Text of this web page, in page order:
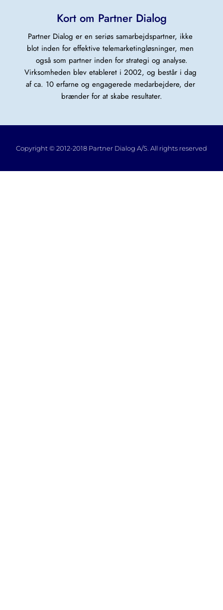
Kort om Partner Dialog
Partner Dialog er en seriøs samarbejdspartner, ikke
blot inden for effektive telemarketingløsninger, men
også som partner inden for strategi og analyse.
Virksomheden blev etableret i 2002, og består i dag
af ca. 10 erfarne og engagerede medarbejdere, der
brænder for at skabe resultater.
Copyright © 2012-2018 Partner Dialog A/S. All rights reserved